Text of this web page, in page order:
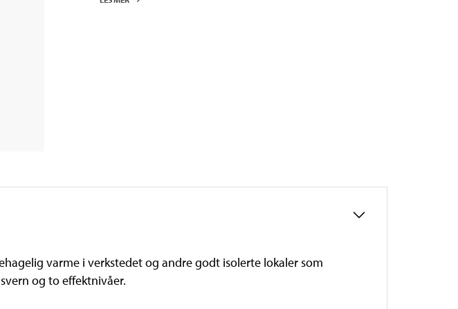
varme i verkstedet og andre godt isolerte lokaler som
og to effektnivåer.